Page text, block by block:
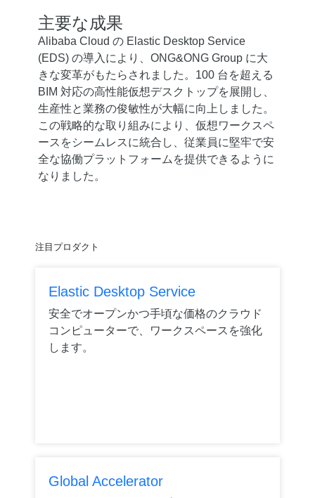
主要な成果
Alibaba Cloud の Elastic Desktop Service
(EDS) の導入により、ONG&ONG Group に大
きな変革がもたらされました。100 台を超える
BIM 対応の高性能仮想デスクトップを展開し、
生産性と業務の俊敏性が大幅に向上しました。
この戦略的な取り組みにより、仮想ワークスペ
ースをシームレスに統合し、従業員に堅牢で安
全な協働プラットフォームを提供できるように
なりました。
注目プロダクト
Elastic Desktop Service
安全でオープンかつ手頃な価格のクラウド
コンピューターで、ワークスペースを強化
します。
Global Accelerator